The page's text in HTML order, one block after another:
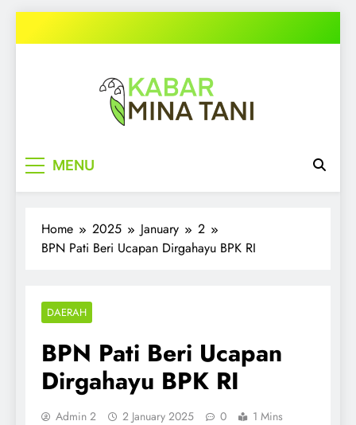
to
MENU
Home 2025 January
2
BPN Pati Beri Ucapan Dirgahayu BPK RI
DAERAH
BPN Pati Beri Ucapan
Dirgahayu BPK RI
Admin 2 2 January 2025 0 1 Mins